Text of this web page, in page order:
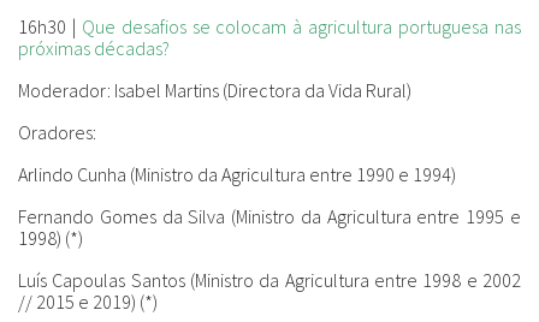
16h30 | Que desafios se colocam à agricultura portuguesa nas
próximas décadas?
Moderador: Isabel Martins (Directora da Vida Rural)
Oradores:
Arlindo Cunha (Ministro da Agricultura entre 1990 e 1994)
Fernando Gomes da Silva (Ministro da Agricultura entre 1995 e
1998) (*)
Luís Capoulas Santos (Ministro da Agricultura entre 1998 e 2002
// 2015 e 2019) (*)